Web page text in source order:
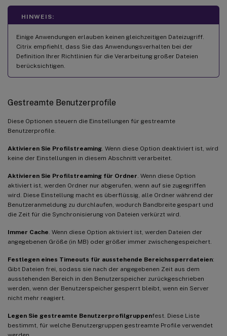
HINWEIS:
Einige Anwendungen erlauben keinen gleichzeitigen Dateizugriff.
Citrix empfiehlt, dass Sie das Anwendungsverhalten bei der
Definition Ihrer Richtlinien für die Verarbeitung großer Dateien
berücksichtigen.
Gestreamte Benutzerprofile
Diese Optionen steuern die Einstellungen für gestreamte
Benutzerprofile.
Aktivieren Sie Profilstreaming . Wenn diese Option deaktiviert ist, wird
keine der Einstellungen in diesem Abschnitt verarbeitet.
Aktivieren Sie Profilstreaming für Ordner . Wenn diese Option
aktiviert ist, werden Ordner nur abgerufen, wenn auf sie zugegriffen
wird. Diese Einstellung macht es überflüssig, alle Ordner während der
Benutzeranmeldung zu durchlaufen, wodurch Bandbreite gespart und
die Zeit für die Synchronisierung von Dateien verkürzt wird.
Immer Cache . Wenn diese Option aktiviert ist, werden Dateien der
angegebenen Größe (in MB) oder größer immer zwischengespeichert.
Festlegen eines Timeouts für ausstehende Bereichssperrdateien:
Gibt Dateien frei, sodass sie nach der angegebenen Zeit aus dem
ausstehenden Bereich in den Benutzerspeicher zurückgeschrieben
werden, wenn der Benutzerspeicher gesperrt bleibt, wenn ein Server
nicht mehr reagiert.
Legen Sie gestreamte Benutzerprofilgruppenfest. Diese Liste
bestimmt, für welche Benutzergruppen gestreamte Profile verwendet